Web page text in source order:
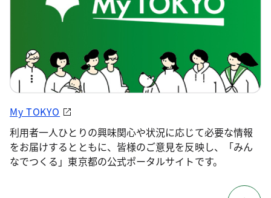
My TOKYO
利用者一人ひとりの興味関心や状況に応じて必要な情報
をお届けするとともに、皆様のご意見を反映し、「みん
なでつくる」東京都の公式ポータルサイトです。